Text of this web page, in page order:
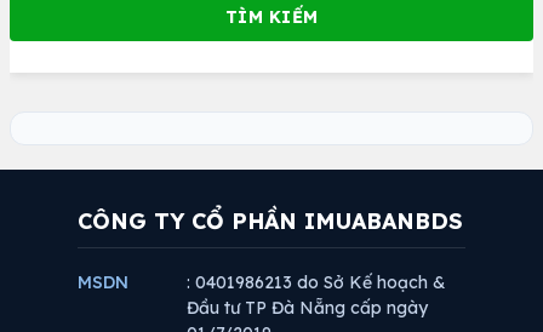
CÔNG TY CỔ PHẦN IMUABANBDS
MSDN
: 0401986213 do Sở Kế hoạch &
Đầu tư TP Đà Nẵng cấp ngày